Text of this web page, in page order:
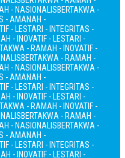
- NASIONALISBERTAKWA -
- AMANAH -
- LESTARI - INTEGRITAS -
- INOVATIF - LESTARI -
- RAMAH - INOVATIF -
BERTAKWA - RAMAH -
- NASIONALISBERTAKWA -
- AMANAH -
- LESTARI - INTEGRITAS -
- INOVATIF - LESTARI -
- RAMAH - INOVATIF -
BERTAKWA - RAMAH -
- NASIONALISBERTAKWA -
- AMANAH -
- LESTARI - INTEGRITAS -
- INOVATIF - LESTARI -